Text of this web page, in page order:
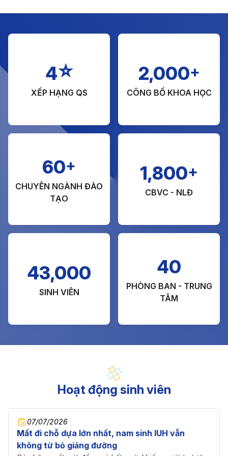
4☆
XẾP HẠNG QS
2,000+
CÔNG BỐ KHOA HỌC
60+
CHUYÊN NGÀNH ĐÀO
TẠO
1,800+
CBVC - NLĐ
43,000
SINH VIÊN
40
PHÒNG BAN - TRUNG
TÂM
Hoạt động sinh viên
07/07/2026
Mất đi chỗ dựa lớn nhất, nam sinh IUH vẫn
không từ bỏ giảng đường